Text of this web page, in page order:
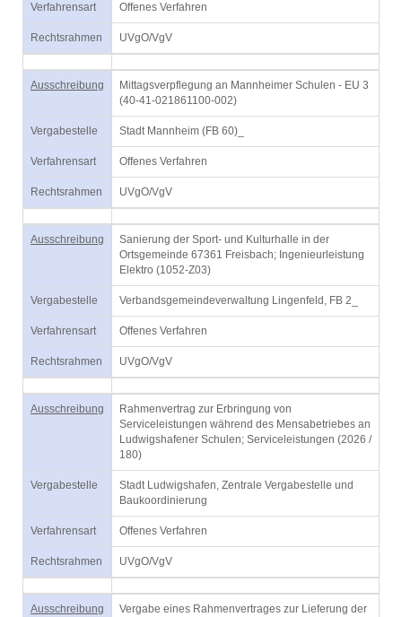
Verfahrensart Offenes Verfahren
Rechtsrahmen UVgO/VgV
Ausschreibung
Mittagsverpflegung an Mannheimer Schulen - EU 3
(40-41-021861100-002)
Vergabestelle Stadt Mannheim (FB 60)_
Verfahrensart Offenes Verfahren
Rechtsrahmen UVgO/VgV
Ausschreibung
Sanierung der Sport- und Kulturhalle in der
Ortsgemeinde 67361 Freisbach; Ingenieurleistung
Elektro (1052-Z03)
Vergabestelle Verbandsgemeindeverwaltung Lingenfeld, FB 2_
Verfahrensart Offenes Verfahren
Rechtsrahmen UVgO/VgV
Ausschreibung
Rahmenvertrag zur Erbringung von
Serviceleistungen während des Mensabetriebes an
Ludwigshafener Schulen; Serviceleistungen (2026 /
180)
Vergabestelle
Stadt Ludwigshafen, Zentrale Vergabestelle und
Baukoordinierung
Verfahrensart Offenes Verfahren
Rechtsrahmen UVgO/VgV
Ausschreibung
Vergabe eines Rahmenvertrages zur Lieferung der